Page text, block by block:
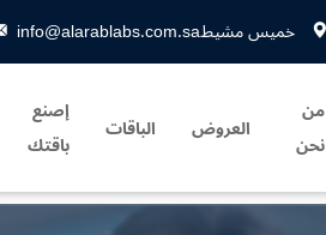
خميس مشيطinfo@alarablabs.com.sa
من
نحن
العروض الباقات
إصنع
باقتك